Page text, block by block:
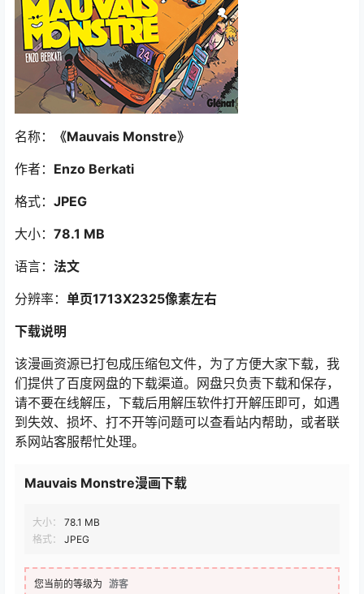
名称： 《Mauvais Monstre》
作者： Enzo Berkati
格式： JPEG
大小： 78.1 MB
语言： 法文
分辨率： 单页1713X2325像素左右
下载说明
该漫画资源已打包成压缩包文件，为了方便大家下载，我
们提供了百度网盘的下载渠道。网盘只负责下载和保存，
请不要在线解压，下载后用解压软件打开解压即可，如遇
到失效、损坏、打不开等问题可以查看站内帮助，或者联
系网站客服帮忙处理。
Mauvais Monstre漫画下载
大小：
78.1 MB
格式：
JPEG
您当前的等级为 游客